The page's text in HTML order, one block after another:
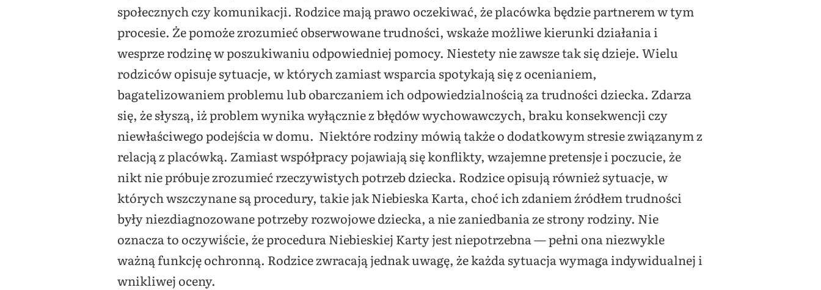
społecznych czy komunikacji. Rodzice mają prawo oczekiwać, że placówka będzie partnerem w tym
procesie. Że pomoże zrozumieć obserwowane trudności, wskaże możliwe kierunki działania i
wesprze rodzinę w poszukiwaniu odpowiedniej pomocy. Niestety nie zawsze tak się dzieje. Wielu
rodziców opisuje sytuacje, w których zamiast wsparcia spotykają się z ocenianiem,
bagatelizowaniem problemu lub obarczaniem ich odpowiedzialnością za trudności dziecka. Zdarza
się, że słyszą, iż problem wynika wyłącznie z błędów wychowawczych, braku konsekwencji czy
niewłaściwego podejścia w domu. Niektóre rodziny mówią także o dodatkowym stresie związanym z
relacją z placówką. Zamiast współpracy pojawiają się konflikty, wzajemne pretensje i poczucie, że
nikt nie próbuje zrozumieć rzeczywistych potrzeb dziecka. Rodzice opisują również sytuacje, w
których wszczynane są procedury, takie jak Niebieska Karta, choć ich zdaniem źródłem trudności
były niezdiagnozowane potrzeby rozwojowe dziecka, a nie zaniedbania ze strony rodziny. Nie
oznacza to oczywiście, że procedura Niebieskiej Karty jest niepotrzebna — pełni ona niezwykle
ważną funkcję ochronną. Rodzice zwracają jednak uwagę, że każda sytuacja wymaga indywidualnej i
wnikliwej oceny.